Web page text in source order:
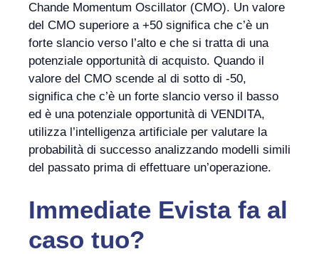
Chande Momentum Oscillator (CMO). Un valore
del CMO superiore a +50 significa che c’è un
forte slancio verso l’alto e che si tratta di una
potenziale opportunità di acquisto. Quando il
valore del CMO scende al di sotto di -50,
significa che c’è un forte slancio verso il basso
ed è una potenziale opportunità di VENDITA,
utilizza l’intelligenza artificiale per valutare la
probabilità di successo analizzando modelli simili
del passato prima di effettuare un’operazione.
Immediate Evista fa al
caso tuo?